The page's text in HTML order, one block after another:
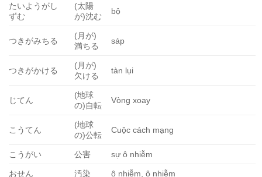
たいようがし
ずむ
(太陽
が)沈む
bộ
つきがみちる
(月が)
満ちる
sáp
つきがかける
(月が)
欠ける
tàn lụi
じてん
(地球
の)自転
Vòng xoay
こうてん
(地球
の)公転
Cuộc cách mạng
こうがい 公害 sự ô nhiễm
おせん 汚染 ô nhiễm, ô nhiễm